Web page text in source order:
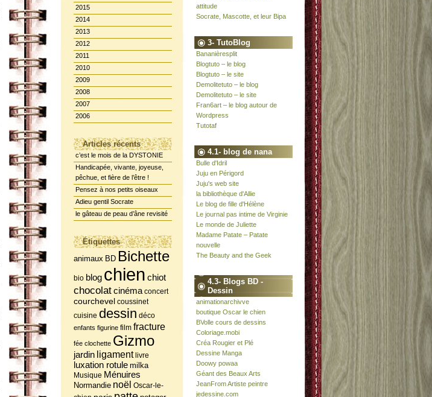
2015
2014
2013
2012
2011
2010
2009
2008
2007
2006
Articles récents
c’est le mois de la DYSTONIE
Handicapée, vivante, joyeuse,
pêchue, et fière de l’être !
Pensez à nos petits oiseaux
Adieu gentil Socrate
le gâteau de peau d’âne revisité
Étiquettes
animaux BD Bichette
bio blog chien chiot
chocolatcinéma concert
courchevel coussinet
cuisine dessin déco
enfants figurine film fracture
fée clochette Gizmo
jardin ligament livre
luxation rotule milka
Musique Ménuires
Normandie noël Oscar-le-
attitude
Socrate, Mascotte, et leur Bipa
3- TutoBlog
Bananièresplit
Blogtuto – le blog
Blogtuto – le site
Demolitetuto – le blog
Demolitetuto – le site
Fran6art – le blog autour de
Wordpress
Tutotaf
4.1- blog de nana
Bulle d'Idril
Juju en Périgord
Juju's web site
la bibliothèque d'Allie
Le blog de fille d'Hélène
Le journal pas intime de Virginie
Le monde de Juliette
Madame Patate – Patate
nouvelle
The Beauty and the Geek
4.3- Blogs BD -
Dessin
animationarchivve
boutique Oscar le chien
BVolle cours de dessins
Coloriage.mobi
Créa Rougier et Plé
Dessine Manga
Doowy powaa
Géant des Beaux Arts
JeanFrom Artiste peintre
jedessine.com